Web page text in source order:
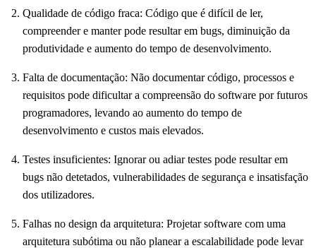
Qualidade de código fraca: Código que é difícil de ler,
compreender e manter pode resultar em bugs, diminuição da
produtividade e aumento do tempo de desenvolvimento.
Falta de documentação: Não documentar código, processos e
requisitos pode dificultar a compreensão do software por futuros
programadores, levando ao aumento do tempo de
desenvolvimento e custos mais elevados.
Testes insuficientes: Ignorar ou adiar testes pode resultar em
bugs não detetados, vulnerabilidades de segurança e insatisfação
dos utilizadores.
Falhas no design da arquitetura: Projetar software com uma
arquitetura subótima ou não planear a escalabilidade pode levar